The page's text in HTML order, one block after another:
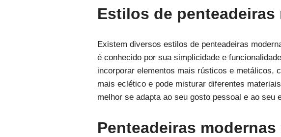
Estilos de penteadeiras
Existem diversos estilos de penteadeiras
é conhecido por sua simplicidade e
incorporar elementos mais rústicos e metálicos,
mais eclético e pode misturar diferentes
melhor se adapta ao seu gosto pessoal e ao seu
Penteadeiras